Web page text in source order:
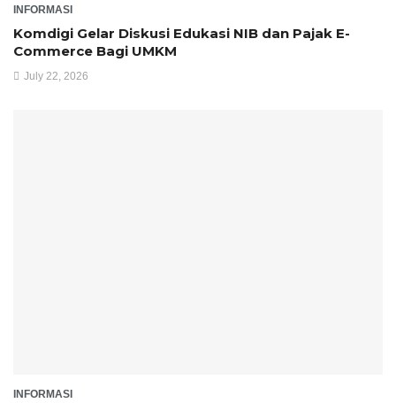
INFORMASI
Komdigi Gelar Diskusi Edukasi NIB dan Pajak E-
Commerce Bagi UMKM
July 22, 2026
INFORMASI